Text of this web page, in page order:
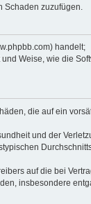
zuzufügen.
handelt;
Weise, wie die
die auf ein
und der
auf die bei
insbesondere